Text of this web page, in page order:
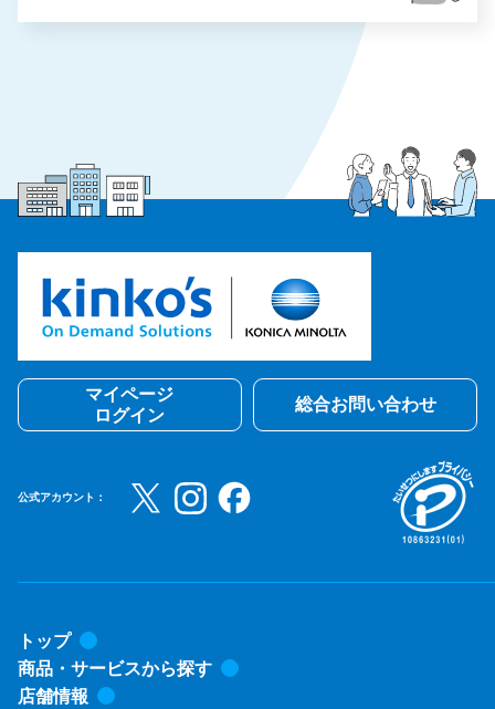
マイページ
ログイン
総合お問い合わせ
公式アカウント：
トップ
商品・サービスから探す
店舗情報